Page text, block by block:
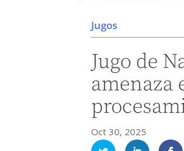
Jugos
Jugo de
amenaza
Oct 30, 2025